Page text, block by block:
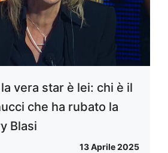
vera star è lei: chi è il
che ha rubato la
Blasi
13 Aprile 2025